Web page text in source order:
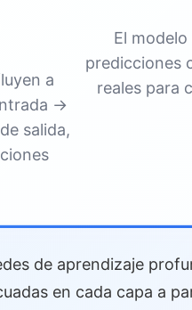
de características
Profundo
de interpretar
a
→
salida,
El
predicciones
reales para
de aprendizaje
en cada capa a